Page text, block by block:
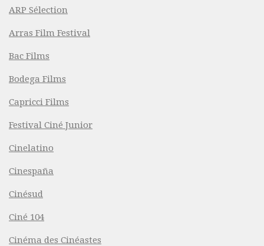
ARP Sélection
Arras Film Festival
Bac Films
Bodega Films
Capricci Films
Festival Ciné Junior
Cinelatino
Cinespaña
Cinésud
Ciné 104
Cinéma des Cinéastes